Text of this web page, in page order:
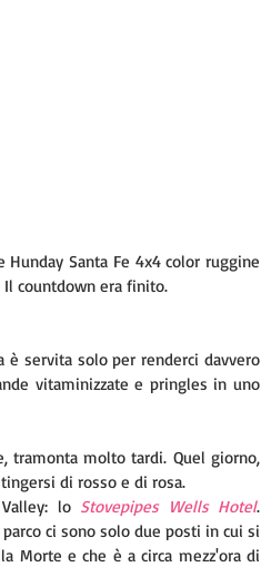
Santa Fe 4x4 color ruggine
Il countdown era finito.
è servita solo per renderci davvero
vitaminizzate e pringles in uno
tramonta molto tardi. Quel giorno,
di rosso e di rosa.
lo Stovepipes Wells Hotel.
ci sono solo due posti in cui si
Morte e che è a circa mezz'ora di